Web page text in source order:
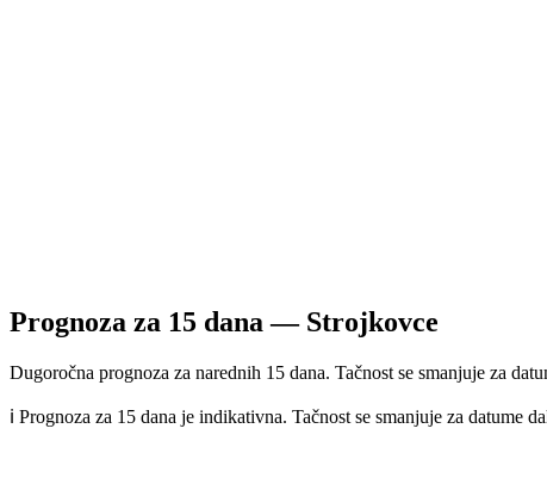
Prognoza za 15 dana — Strojkovce
Dugoročna prognoza za narednih 15 dana. Tačnost se smanjuje za
ℹ️ Prognoza za 15 dana je indikativna. Tačnost se smanjuje za datume